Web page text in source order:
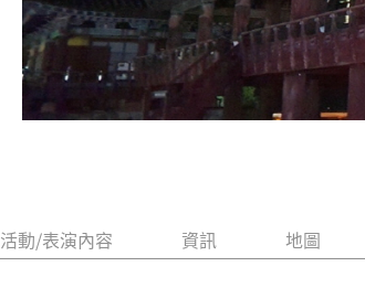
活動/表演內容 資訊 地圖